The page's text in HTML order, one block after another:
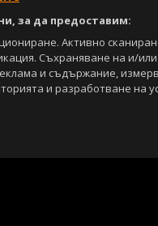
за да предоставим:
Активно
Съхраняване на и/
и съдържание,
и разработване на